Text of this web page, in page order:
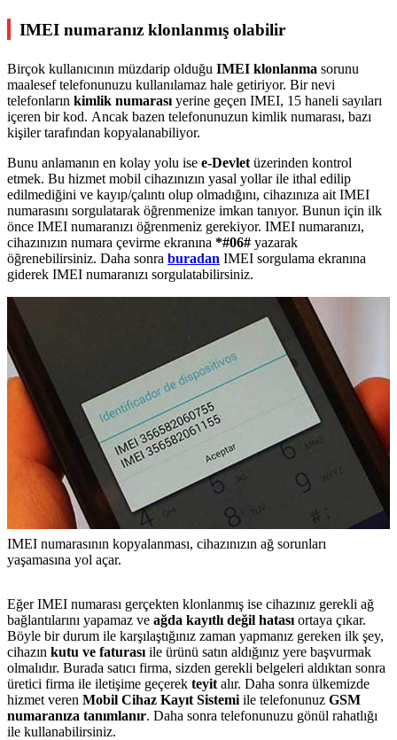
IMEI numaranız klonlanmış olabilir
Birçok kullanıcının müzdarip olduğu IMEI klonlanma sorunu
maalesef telefonunuzu kullanılamaz hale getiriyor. Bir nevi
telefonların kimlik numarası yerine geçen IMEI, 15 haneli sayıları
içeren bir kod. Ancak bazen telefonunuzun kimlik numarası, bazı
kişiler tarafından kopyalanabiliyor.
Bunu anlamanın en kolay yolu ise e-Devlet üzerinden kontrol
etmek. Bu hizmet mobil cihazınızın yasal yollar ile ithal edilip
edilmediğini ve kayıp/çalıntı olup olmadığını, cihazınıza ait IMEI
numarasını sorgulatarak öğrenmenize imkan tanıyor. Bunun için ilk
önce IMEI numaranızı öğrenmeniz gerekiyor. IMEI numaranızı,
cihazınızın numara çevirme ekranına *#06# yazarak
öğrenebilirsiniz. Daha sonra buradan IMEI sorgulama ekranına
giderek IMEI numaranızı sorgulatabilirsiniz.
IMEI numarasının kopyalanması, cihazınızın ağ sorunları
yaşamasına yol açar.
Eğer IMEI numarası gerçekten klonlanmış ise cihazınız gerekli ağ
bağlantılarını yapamaz ve ağda kayıtlı değil hatası ortaya çıkar.
Böyle bir durum ile karşılaştığınız zaman yapmanız gereken ilk şey,
cihazın kutu ve faturası ile ürünü satın aldığınız yere başvurmak
olmalıdır. Burada satıcı firma, sizden gerekli belgeleri aldıktan sonra
üretici firma ile iletişime geçerek teyit alır. Daha sonra ülkemizde
hizmet veren Mobil Cihaz Kayıt Sistemi ile telefonunuz GSM
numaranıza tanımlanır. Daha sonra telefonunuzu gönül rahatlığı
ile kullanabilirsiniz.